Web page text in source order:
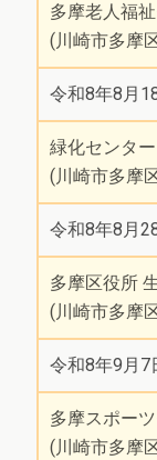
多摩老人福
(川崎市多摩
令和8年8月
緑化センタ
(川崎市多摩
令和8年8月
多摩区役所
(川崎市多摩
令和8年9月7
多摩スポー
(川崎市多摩